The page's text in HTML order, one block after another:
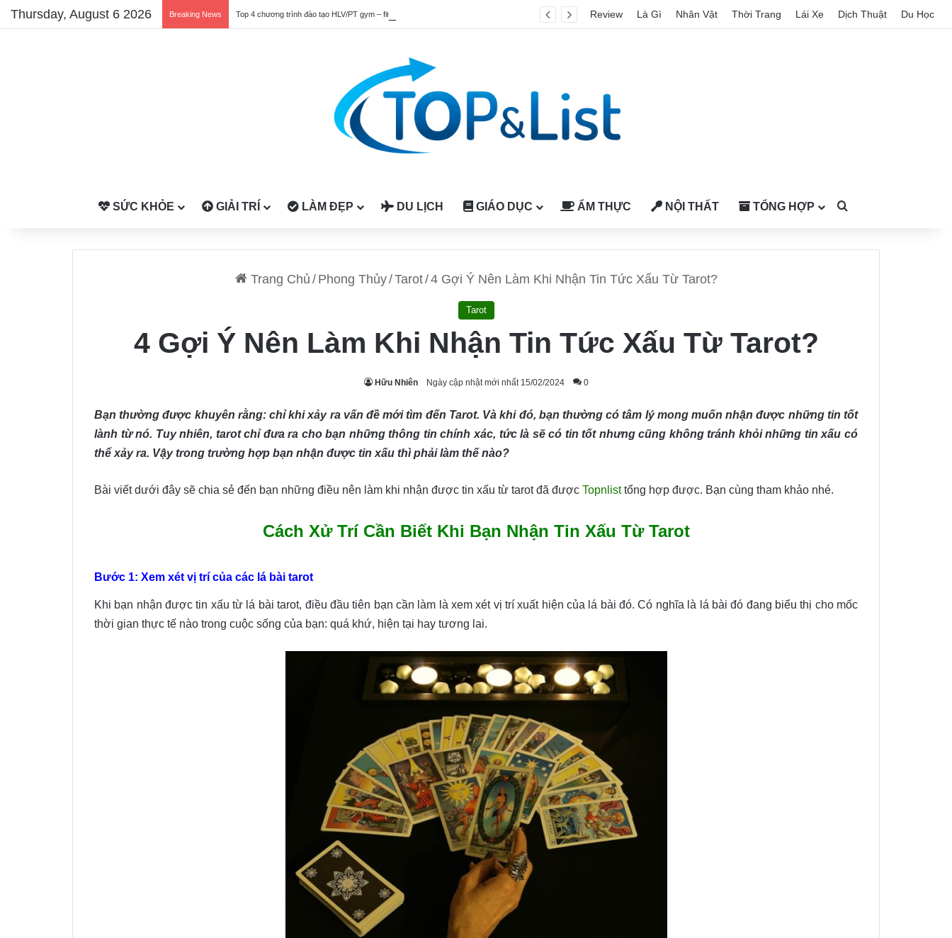
Thursday, August 6 2026 Breaking News Review Là Gì Nhân Vật Thời Trang Lái Xe Dịch Thuật Du Học
SỨC KHỎE GIẢI TRÍ LÀM ĐẸP DU LỊCH GIÁO DỤC ẨM THỰC NỘI THẤT TỔNG HỢP
Trang Chủ / Phong Thủy/Tarot/4 Gợi Ý Nên Làm Khi Nhận Tin Tức Xấu Từ Tarot?
Tarot
4 Gợi Ý Nên Làm Khi Nhận Tin Tức Xấu Từ Tarot?
Hữu Nhiên Ngày cập nhật mới nhất 15/02/2024 0
Bạn thường được khuyên rằng: chỉ khi xảy ra vấn đề mới tìm đến Tarot. Và khi đó, bạn thường có tâm lý mong muốn nhận được những tin tốt
lành từ nó. Tuy nhiên, tarot chỉ đưa ra cho bạn những thông tin chính xác, tức là sẽ có tin tốt nhưng cũng không tránh khỏi những tin xấu có
thể xảy ra. Vậy trong trường hợp bạn nhận được tin xấu thì phải làm thế nào?
Bài viết dưới đây sẽ chia sẻ đến bạn những điều nên làm khi nhận được tin xấu từ tarot đã được Topnlisttổng hợp được. Bạn cùng tham khảo nhé.
Cách Xử Trí Cần Biết Khi Bạn Nhận Tin Xấu Từ Tarot
Bước 1: Xem xét vị trí của các lá bài tarot
Khi bạn nhận được tin xấu từ lá bài tarot, điều đầu tiên bạn cần làm là xem xét vị trí xuất hiện của lá bài đó. Có nghĩa là lá bài đó đang biểu thị cho mốc
thời gian thực tế nào trong cuộc sống của bạn: quá khứ, hiện tại hay tương lai.